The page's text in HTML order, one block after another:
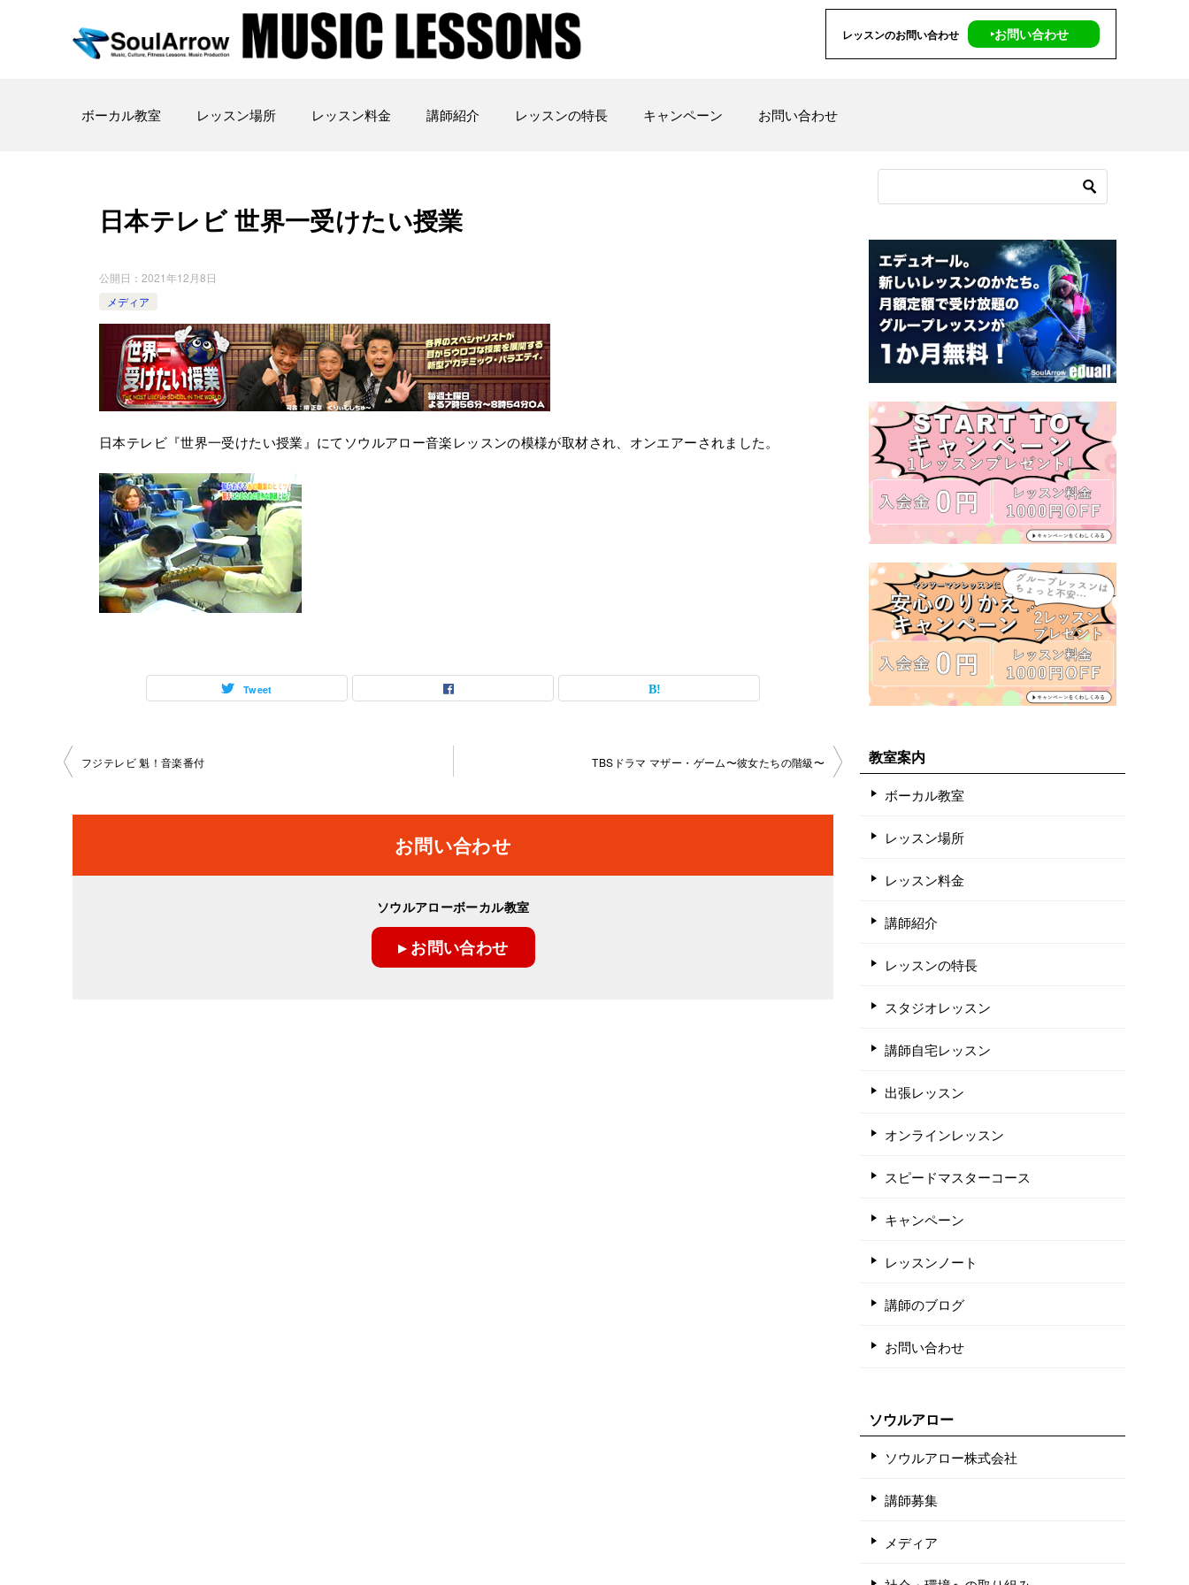
レッスンのお問い合わせ ‣お問い合わせ
ボーカル教室 レッスン場所 レッスン料金 講師紹介 レッスンの特長 キャンペーン お問い合わせ
日本テレビ 世界一受けたい授業
公開日： 2021年12月8日
メディア
日本テレビ『世界一受けたい授業』にてソウルアロー音楽レッスンの模様が取材され、オンエアーされました。
Tweet
投
ビ
フジテレビ 魁！音楽番付 TBSドラマ マザー・ゲーム〜彼女たちの階級〜
お問い合わせ
ソウルアローボーカル教室
▸ お問い合わせ
教室案内
ボーカル教室
レッスン場所
レッスン料金
講師紹介
レッスンの特長
スタジオレッスン
講師自宅レッスン
出張レッスン
オンラインレッスン
スピードマスターコース
キャンペーン
レッスンノート
講師のブログ
お問い合わせ
ソウルアロー
ソウルアロー株式会社
講師募集
メディア